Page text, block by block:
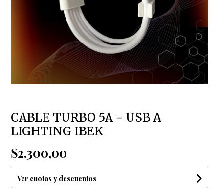
CABLE TURBO 5A - USB A
LIGHTING IBEK
$2.300,00
Ver cuotas y descuentos